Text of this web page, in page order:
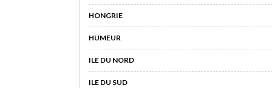
HONGRIE
HUMEUR
ILE DU NORD
ILE DU SUD